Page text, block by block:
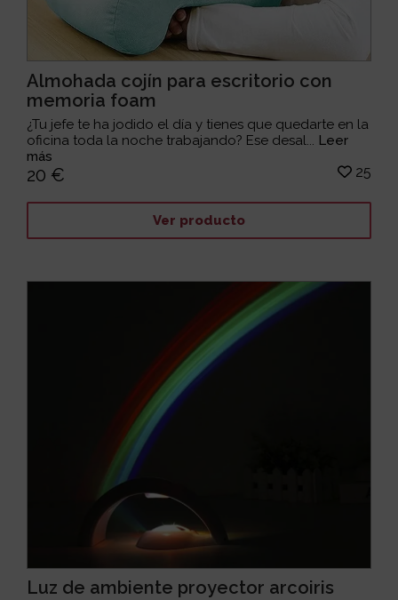
Almohada cojín para escritorio con
memoria foam
¿Tu jefe te ha jodido el día y tienes que quedarte en la
oficina toda la noche trabajando? Ese desal... Leer
más
20 € 25
Ver producto
Luz de ambiente proyector arcoiris